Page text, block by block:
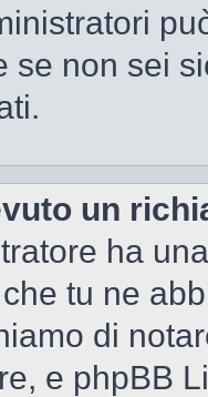
se non sei
un
ha
tu ne
di
e phpBB